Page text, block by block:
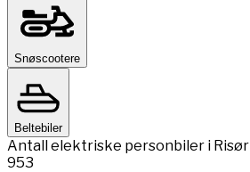
Snøscootere
Beltebiler
Antall elektriske personbiler i Risør
953